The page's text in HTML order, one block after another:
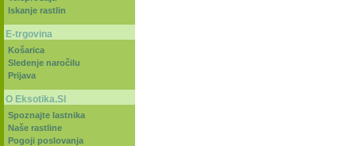
Iskanje rastlin
E-trgovina
Košarica
Sledenje naročilu
Prijava
O Eksotika.SI
Spoznajte lastnika
Naše rastline
Pogoji poslovanja